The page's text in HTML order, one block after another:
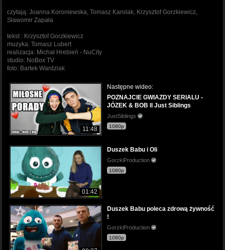
czytają: Joanna Koroniewska, Tomasz Karolak, Krzysztof Gorzkiewicz,
Sławomir Zapała
tekst : Krzysztof Gorzkiewicz
muzyka: Tomasz Lubert
realizacja: Michał Hrebień - NuCity
studio: NoBox TV
foto: Bartek Wardziak
11:48
Następne wideo:
POZNAJCIE GWIAZDY SERIALU -
JÓZEK & BOB ll Just Siblings
JustSiblings
1080p
01:42
Duszek Babu i Oli
GorzkiProduction
1080p
Duszek Babu poleca zdrową żywność
!
GorzkiProduction
1080p